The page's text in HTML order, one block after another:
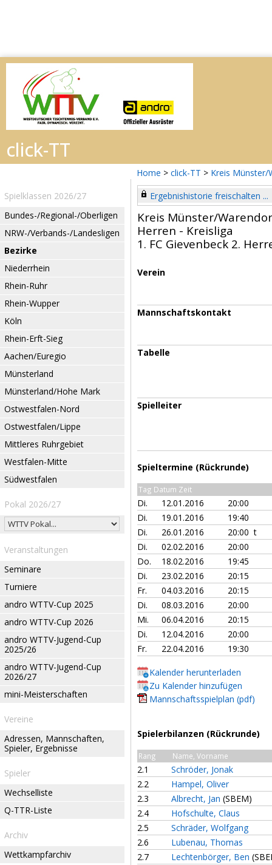
Home > click-TT > Kreis Münster/
Spielklassen 2026/27
Bundes-/Regional-/Oberligen
NRW-/Verbands-/Landesligen
Bezirke
Niederrhein
Rhein-Ruhr
Rhein-Wupper
Köln
Rhein-Erft-Sieg
Aachen/Euregio
Münsterland
Münsterland/Hohe Mark
Ostwestfalen-Nord
Ostwestfalen/Lippe
Mittleres Ruhrgebiet
Westfalen-Mitte
Südwestfalen
Pokal 2026/27
Veranstaltungen
Seminare
Turniere
andro WTTV-Cup 2025
andro WTTV-Cup 2026
andro WTTV-Jugend-Cup
2025/26
andro WTTV-Jugend-Cup
2026/27
mini-Meisterschaften
Vereine
Adressen, Mannschaften,
Spieler, Ergebnisse
Spieler
Wechselliste
Q-TTR-Liste
Archiv
Wettkampfarchiv
Ergebnishistorie freischalten ...
Kreis Münster/
Herren - Kreisliga
1. FC Gievenbeck 2.
Verein
Mannschaftskontakt
Tabelle
Spielleiter
Spieltermine (Rückrunde)
Tag Datum Zeit
Di. 12.01.2016
20:00
Di.
19.01.2016
19:40
Di.
26.01.2016
20:00 t
Di.
02.02.2016
20:00
Do.
18.02.2016
19:45
Di.
23.02.2016
20:15
Fr.
04.03.2016
20:15
Di.
08.03.2016
20:00
Mi.
06.04.2016
20:15
Di.
12.04.2016
20:00
Fr.
22.04.2016 19:30
Kalender herunterladen
Zu Kalender hinzufügen
Mannschaftsspielplan (pdf)
Spielerbilanzen (Rückrunde)
Rang Name, Vorname
2.1
Schröder, Jonak
2.2
Hampel, Oliver
2.3
Albrecht, Jan (SBEM)
2.4
Hofschulte, Claus
2.5
Schräder, Wolfgang
2.6
Lubenau, Thomas
2.7
Lechtenbörger, Ben